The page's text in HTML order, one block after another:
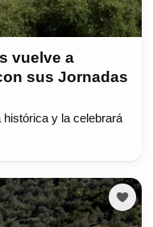
vuelve a
sus Jornadas
y la celebrará